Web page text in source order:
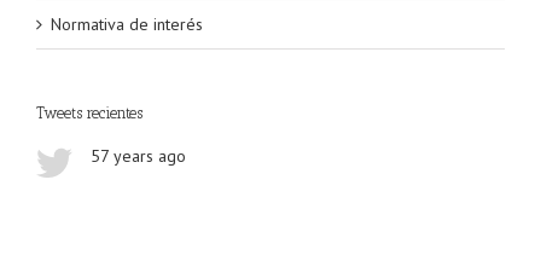
Normativa de interés
Tweets recientes
57 years ago